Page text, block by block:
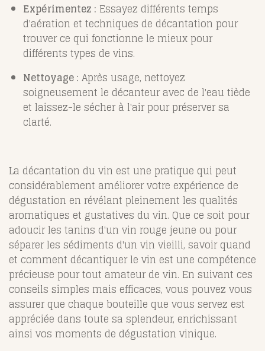
Expérimentez : Essayez différents temps
d'aération et techniques de décantation pour
trouver ce qui fonctionne le mieux pour
différents types de vins.
Nettoyage : Après usage, nettoyez
soigneusement le décanteur avec de l'eau tiède
et laissez-le sécher à l'air pour préserver sa
clarté.
La décantation du vin est une pratique qui peut
considérablement améliorer votre expérience de
dégustation en révélant pleinement les qualités
aromatiques et gustatives du vin. Que ce soit pour
adoucir les tanins d'un vin rouge jeune ou pour
séparer les sédiments d'un vin vieilli, savoir quand
et comment décantiquer le vin est une compétence
précieuse pour tout amateur de vin. En suivant ces
conseils simples mais efficaces, vous pouvez vous
assurer que chaque bouteille que vous servez est
appréciée dans toute sa splendeur, enrichissant
ainsi vos moments de dégustation vinique.